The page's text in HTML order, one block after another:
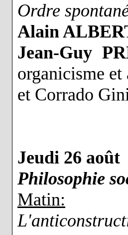
Ordre
Alain
Jean-Guy
organicisme
et Corrado
Jeudi 26 août
Philosophie
Matin: